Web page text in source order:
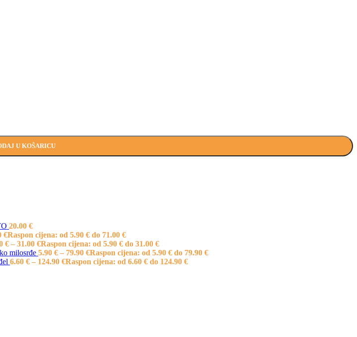
U KOŠARICU
20.00 €
€Raspon cijena: od 5.90 € do 71.00 €
€ – 31.00 €Raspon cijena: od 5.90 € do 31.00 €
milosrđe 5.90 € – 79.90 €Raspon cijena: od 5.90 € do 79.90 €
6.60 € – 124.90 €Raspon cijena: od 6.60 € do 124.90 €